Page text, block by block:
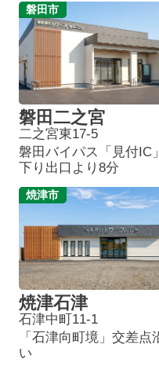
磐田市
磐田二之宮
二之宮東17-5
磐田バイパス「見付IC」
下り出口より8分
焼津市
焼津石津
石津中町11-1
「石津向町境」交差点
い